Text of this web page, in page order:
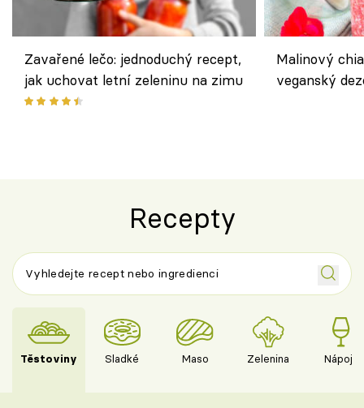
Zavařené lečo: jednoduchý recept,
jak uchovat letní zeleninu na zimu
Malinový
veganský
Recepty
Těstoviny Sladké Maso Zelenina Nápoje